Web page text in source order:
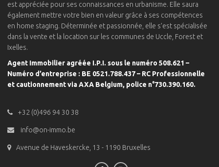
est appréciée pour ses connaissances en urbanisme. Elle saura
également mettre votre bien en valeur grâce à ses compétences
en home staging. Déterminée et passionnée, elle s’est spécialisée
dans la vente et la location sur les communes de Uccle, Forest et
Ixelles.
Agent Immobilier agréée I.P.I. sous le numéro 508.621 –
Numéro d’entreprise : BE 0521.788.437 – RC Professionnelle
et cautionnement via AXA Belgium, police n°730.390.160.
+32 (0)496 94 30 38
info@on-immo.be
Avenue de Haveskercke, 13 - 1190 Bruxelles